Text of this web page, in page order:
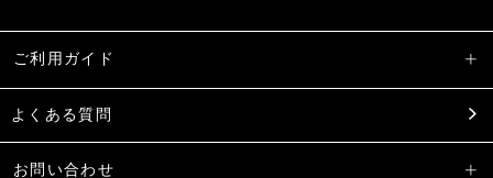
ご利用ガイド
よくある質問
お問い合わせ